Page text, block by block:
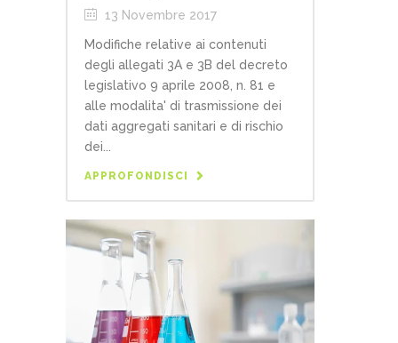
13 Novembre 2017
Modifiche relative ai contenuti
degli allegati 3A e 3B del decreto
legislativo 9 aprile 2008, n. 81 e
alle modalita' di trasmissione dei
dati aggregati sanitari e di rischio
dei...
APPROFONDISCI